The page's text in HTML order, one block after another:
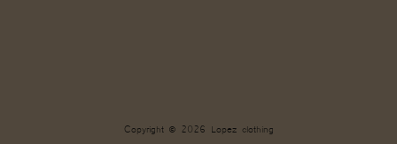
Copyright © 2026 Lopez clothing